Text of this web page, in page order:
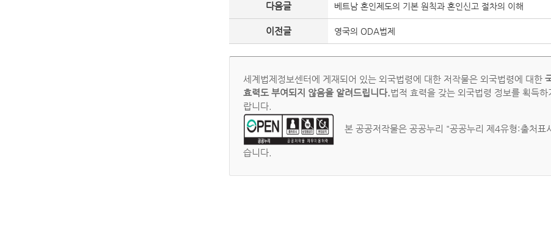
다음글 베트남 혼인제도의 기본 원칙과 혼인신고 절차의 이해
이전글 영국의 ODA법제
세계법제정보센터에 게재되어 있는 외국법령에 대한 저작물은 외국법령에 대한
효력도 부여되지 않음을 알려드립니다.법적 효력을 갖는 외국법령 정보를 획득
랍니다.
본 공공저작물은 공공누리 "공공누리 제4유형:출처
습니다.